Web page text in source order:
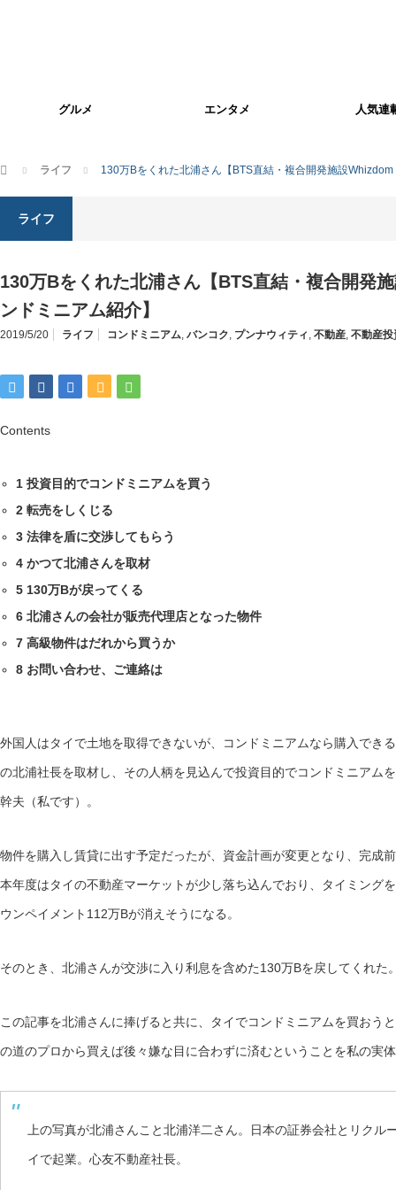
グルメ エンタメ 人気連
ホーム ライフ 130万Bをくれた北浦さん【BTS直結・複合開発施設
ライフ
130万Bをくれた北浦さん【BTS直結・複合開発
ンドミニアム紹介】
2019/5/20 ライフ コンドミニアム, バンコク, プンナウィティ , 不動産, 不動産投
Contents
1 投資目的でコンドミニアムを買う
2 転売をしくじる
3 法律を盾に交渉してもらう
4 かつて北浦さんを取材
5 130万Bが戻ってくる
6 北浦さんの会社が販売代理店となった物件
7 高級物件はだれから買うか
8 お問い合わせ、ご連絡は
外国人はタイで土地を取得できないが、コンドミニアムなら購入でき
の北浦社長を取材し、その人柄を見込んで投資目的でコンドミニアム
幹夫（私です）。
物件を購入し賃貸に出す予定だったが、資金計画が変更となり、完成
本年度はタイの不動産マーケットが少し落ち込んでおり、タイミング
ウンペイメント112万Bが消えそうになる。
そのとき、北浦さんが交渉に入り利息を含めた130万Bを戻してくれた
この記事を北浦さんに捧げると共に、タイでコンドミニアムを買おう
の道のプロから買えば後々嫌な目に合わずに済むということを私の実
上の写真が北浦さんこと北浦洋二さん。日本の証券会社とリクル
イで起業。心友不動産社長。